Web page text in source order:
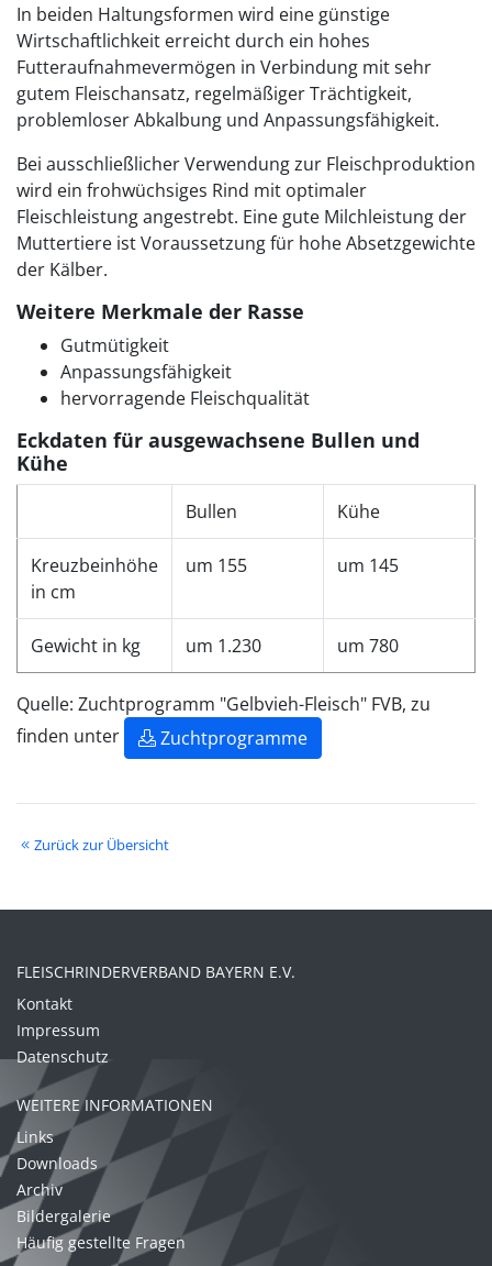
In beiden Haltungsformen wird eine günstige
Wirtschaftlichkeit erreicht durch ein hohes
Futteraufnahmevermögen in Verbindung mit sehr
gutem Fleischansatz, regelmäßiger Trächtigkeit,
problemloser Abkalbung und Anpassungsfähigkeit.
Bei ausschließlicher Verwendung zur Fleischproduktion
wird ein frohwüchsiges Rind mit optimaler
Fleischleistung angestrebt. Eine gute Milchleistung der
Muttertiere ist Voraussetzung für hohe Absetzgewichte
der Kälber.
Weitere Merkmale der Rasse
Gutmütigkeit
Anpassungsfähigkeit
hervorragende Fleischqualität
Eckdaten für ausgewachsene Bullen und
Kühe
Bullen Kühe
Kreuzbeinhöhe
in cm
um 155 um 145
Gewicht in kg um 1.230 um 780
Quelle: Zuchtprogramm "Gelbvieh-Fleisch" FVB, zu
finden unter
Zuchtprogramme
Zurück zur Übersicht
FLEISCHRINDERVERBAND BAYERN E.V.
Kontakt
Impressum
Datenschutz
WEITERE INFORMATIONEN
Links
Downloads
Archiv
Bildergalerie
Häufig gestellte Fragen